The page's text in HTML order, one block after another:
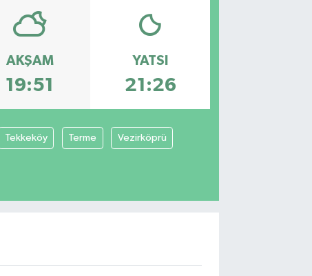
AKŞAM
19:51
YATSI
21:26
Tekkeköy Terme Vezirköprü